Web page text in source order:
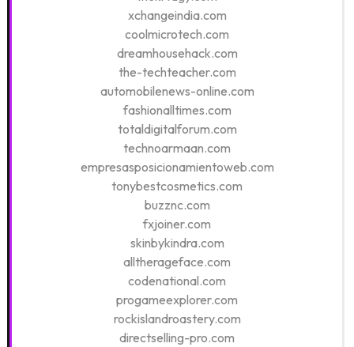
xchangeindia.com
coolmicrotech.com
dreamhousehack.com
the-techteacher.com
automobilenews-online.com
fashionalltimes.com
totaldigitalforum.com
technoarmaan.com
empresasposicionamientoweb.com
tonybestcosmetics.com
buzznc.com
fxjoiner.com
skinbykindra.com
alltherageface.com
codenational.com
progameexplorer.com
rockislandroastery.com
directselling-pro.com